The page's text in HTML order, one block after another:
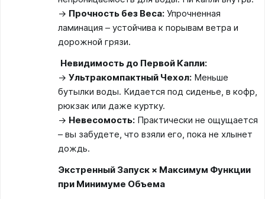
→ Прочность без Веса: Упрочненная
ламинация – устойчива к порывам ветра и
дорожной грязи.
Невидимость до Первой Капли:
→ Ультракомпактный Чехол: Меньше
бутылки воды. Кидается под сиденье, в кофр,
рюкзак или даже куртку.
→ Невесомость: Практически не ощущается
– вы забудете, что взяли его, пока не хлынет
дождь.
Экстренный Запуск × Максимум Функции
при Минимуме Объема